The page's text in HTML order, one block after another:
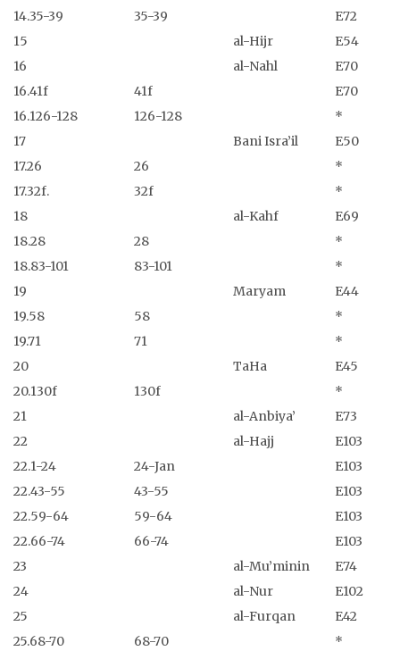
14.35-39
35-39
E72
15
al-Hijr
E54
16
al-Nahl
E70
16.41f
41f
E70
16.126-128
126-128
*
17
Bani Isra’il
E50
17.26
26
*
17.32f.
32f
*
18
al-Kahf
E69
18.28
28
*
18.83-101
83-101
*
19
Maryam
E44
19.58
58
*
19.71
71
*
20
TaHa
E45
20.130f
130f
*
21
al-Anbiya’
E73
22
al-Hajj
E103
22.1-24
24-Jan
E103
22.43-55
43-55
E103
22.59-64
59-64
E103
22.66-74
66-74
E103
23
al-Mu’minin
E74
24
al-Nur
E102
25
al-Furqan
E42
25.68-70
68-70
*